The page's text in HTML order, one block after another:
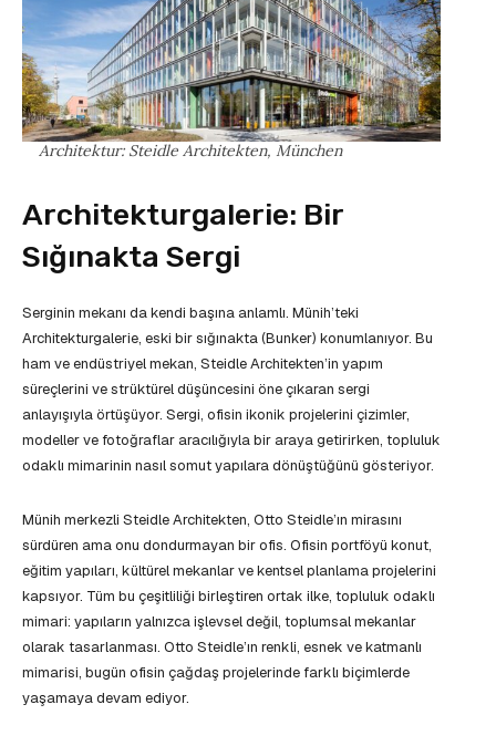
Architektur: Steidle Architekten, München
Architekturgalerie: Bir
Sığınakta Sergi
Serginin mekanı da kendi başına anlamlı. Münih’teki
Architekturgalerie, eski bir sığınakta (Bunker) konumlanıyor. Bu
ham ve endüstriyel mekan, Steidle Architekten’in yapım
süreçlerini ve strüktürel düşüncesini öne çıkaran sergi
anlayışıyla örtüşüyor. Sergi, ofisin ikonik projelerini çizimler,
modeller ve fotoğraflar aracılığıyla bir araya getirirken, topluluk
odaklı mimarinin nasıl somut yapılara dönüştüğünü gösteriyor.
Münih merkezli Steidle Architekten, Otto Steidle’ın mirasını
sürdüren ama onu dondurmayan bir ofis. Ofisin portföyü konut,
eğitim yapıları, kültürel mekanlar ve kentsel planlama projelerini
kapsıyor. Tüm bu çeşitliliği birleştiren ortak ilke, topluluk odaklı
mimari: yapıların yalnızca işlevsel değil, toplumsal mekanlar
olarak tasarlanması. Otto Steidle’ın renkli, esnek ve katmanlı
mimarisi, bugün ofisin çağdaş projelerinde farklı biçimlerde
yaşamaya devam ediyor.